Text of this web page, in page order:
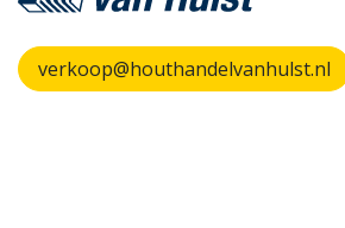
verkoop@houthandelvanhulst.nl